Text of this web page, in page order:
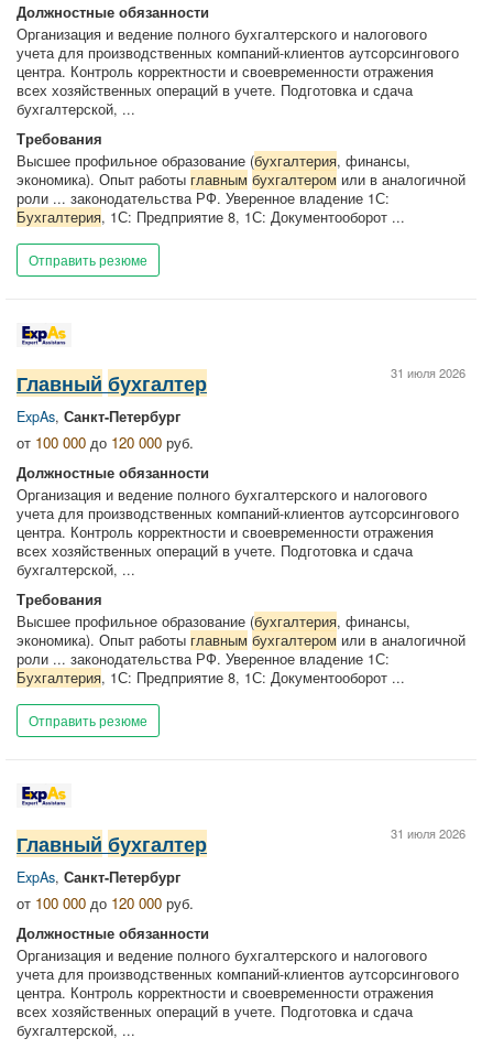
Должностные обязанности
Организация и ведение полного бухгалтерского и налогового
учета для производственных компаний-клиентов аутсорсингового
центра. Контроль корректности и своевременности отражения
всех хозяйственных операций в учете. Подготовка и сдача
бухгалтерской, ...
Требования
Высшее профильное образование (бухгалтерия, финансы,
экономика). Опыт работы главным бухгалтером или в аналогичной
роли ... законодательства РФ. Уверенное владение 1С:
Бухгалтерия, 1С: Предприятие 8, 1С: Документооборот ...
Отправить резюме
31 июля 2026
Главный бухгалтер
ExpAs, Санкт-Петербург
от 100 000 до 120 000 руб.
Должностные обязанности
Организация и ведение полного бухгалтерского и налогового
учета для производственных компаний-клиентов аутсорсингового
центра. Контроль корректности и своевременности отражения
всех хозяйственных операций в учете. Подготовка и сдача
бухгалтерской, ...
Требования
Высшее профильное образование (бухгалтерия, финансы,
экономика). Опыт работы главным бухгалтером или в аналогичной
роли ... законодательства РФ. Уверенное владение 1С:
Бухгалтерия, 1С: Предприятие 8, 1С: Документооборот ...
Отправить резюме
31 июля 2026
Главный бухгалтер
ExpAs, Санкт-Петербург
от 100 000 до 120 000 руб.
Должностные обязанности
Организация и ведение полного бухгалтерского и налогового
учета для производственных компаний-клиентов аутсорсингового
центра. Контроль корректности и своевременности отражения
всех хозяйственных операций в учете. Подготовка и сдача
бухгалтерской, ...